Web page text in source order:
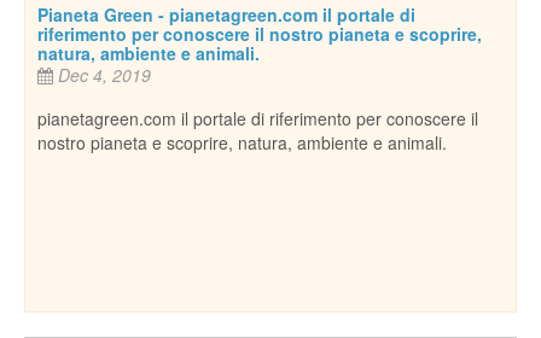
Pianeta Green - pianetagreen.com il portale di
riferimento per conoscere il nostro pianeta e scoprire,
natura, ambiente e animali.
Dec 4, 2019
pianetagreen.com il portale di riferimento per conoscere il
nostro pianeta e scoprire, natura, ambiente e animali.